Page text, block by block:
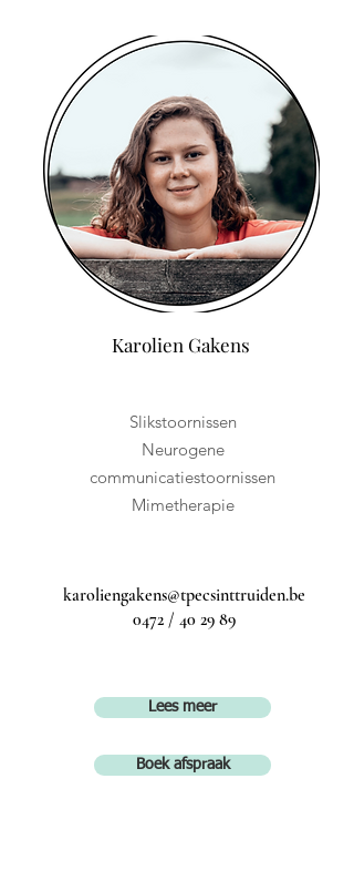
Karolien Gakens
Slikstoornissen
Neurogene
communicatiestoornissen
Mimetherapie
karoliengakens@tpecsinttruiden.be
0472 / 40 29 89
Lees meer
Boek afspraak